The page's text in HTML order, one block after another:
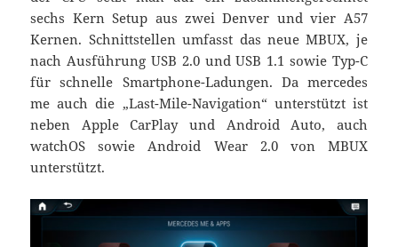
sechs Kern Setup aus zwei Denver und vier A57
Kernen. Schnittstellen umfasst das neue MBUX, je
nach Ausführung USB 2.0 und USB 1.1 sowie Typ-C
für schnelle Smartphone-Ladungen. Da mercedes
me auch die „Last-Mile-Navigation“ unterstützt ist
neben Apple CarPlay und Android Auto, auch
watchOS sowie Android Wear 2.0 von MBUX
unterstützt.